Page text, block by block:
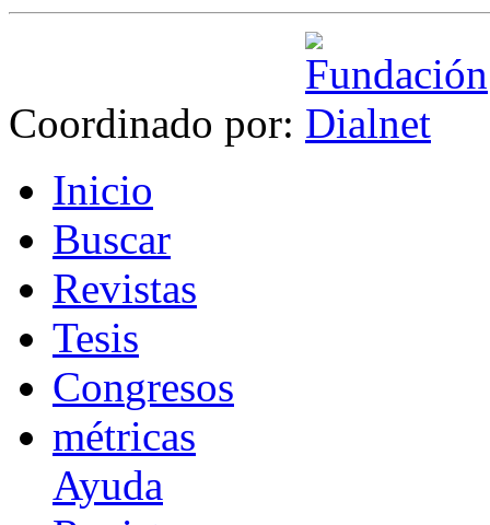
Coordinado por:
Inicio
Buscar
Revistas
Tesis
Congresos
métricas
Ayuda